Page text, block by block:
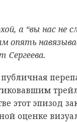
а “вы нас не
опять
Сергеева.
этот эпизод
оценке